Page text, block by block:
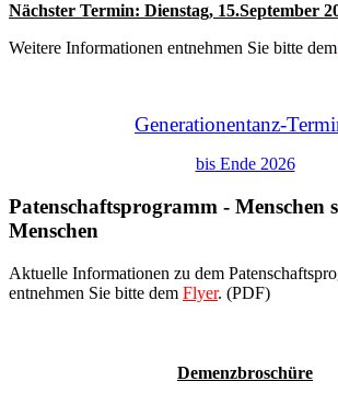
Nächster Termin: Dienstag, 15.September
Weitere Informationen entnehmen Sie bitte dem
Generationentanz-
bis Ende 2026
Patenschaftsprogramm - Menschen
Menschen
Aktuelle Informationen zu dem
entnehmen Sie bitte dem Flyer. (PDF)
Demenzbroschüre